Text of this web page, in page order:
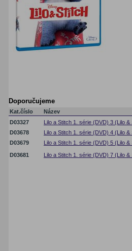
Doporučujeme
Kat.číslo
Název
D03327
Lilo a Stitch 1. série (DVD) 3 (Lilo &
D03678
Lilo a Stitch 1. série (DVD) 4 (Lilo
D03679
Lilo a Stitch 1. série (DVD) 5 (Lilo &
D03681
Lilo a Stitch 1. série (DVD) 7 (Lilo &